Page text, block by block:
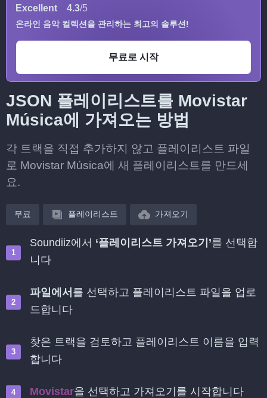
Excellent 4.3/5
온라인 음악 컬렉션을 관리하는 최고의 솔루션!
무료로 시작
JSON 플레이리스트를 Movistar
Música에 가져오는 방법
각 트랙을 직접 추가하지 않고 플레이리스트 파일
로 Movistar Música에 새 플레이리스트를 만드세
요.
무료 플레이리스트 가져오기
Soundiiz에서 ‘플레이리스트 가져오기’를 선택합
니다
파일에서 를 선택하고 플레이리스트 파일을 업로
드합니다
찾은 트랙을 검토하고 플레이리스트 이름을 입력
합니다
Movistar을 선택하고 가져오기를 시작합니다